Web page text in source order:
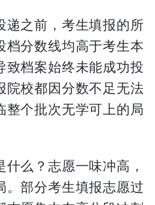
递之前，考生填报的所
档分数线均高于考生本
致档案始终未能成功投
院校都因分数不足无法
整个批次无学可上的局
么？志愿一味冲高，
。部分考生填报志愿过